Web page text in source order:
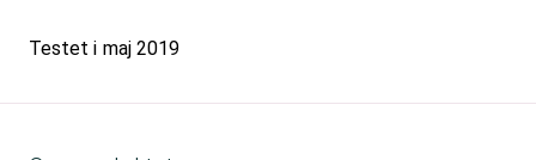
Testet i maj 2019